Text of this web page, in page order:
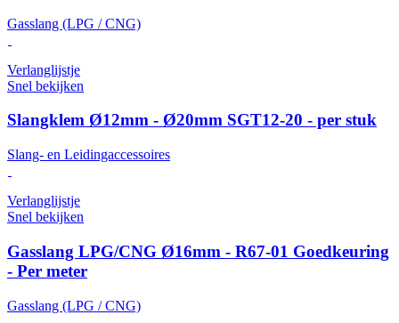
Gasslang (LPG / CNG)
Verlanglijstje
Snel bekijken
Slangklem Ø12mm - Ø20mm SGT12-20 - per stuk
Slang- en Leidingaccessoires
Verlanglijstje
Snel bekijken
Gasslang LPG/CNG Ø16mm - R67-01 Goedkeuring
- Per meter
Gasslang (LPG / CNG)